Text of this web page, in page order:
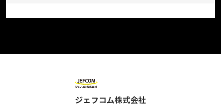
ジェフコム株式会社